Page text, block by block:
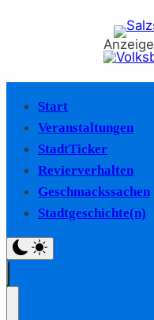
Anzeige
Start
Veranstaltungen
StadtTicker
Revierverhalten
Geschmackssachen
Stadtgeschichte(n)